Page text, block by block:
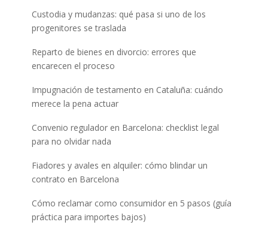
Custodia y mudanzas: qué pasa si uno de los
progenitores se traslada
Reparto de bienes en divorcio: errores que
encarecen el proceso
Impugnación de testamento en Cataluña: cuándo
merece la pena actuar
Convenio regulador en Barcelona: checklist legal
para no olvidar nada
Fiadores y avales en alquiler: cómo blindar un
contrato en Barcelona
Cómo reclamar como consumidor en 5 pasos (guía
práctica para importes bajos)